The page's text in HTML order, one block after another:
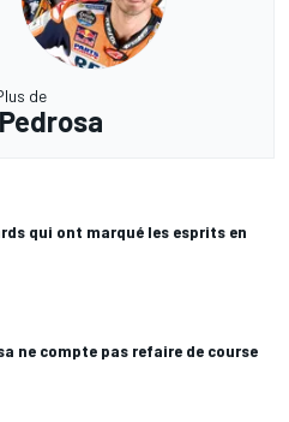
de
qui ont marqué les esprits en
ne compte pas refaire de course